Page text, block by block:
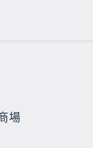
場